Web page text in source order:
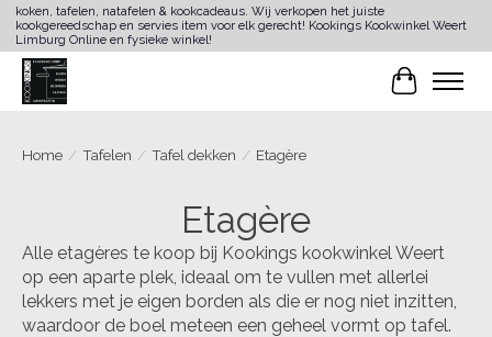
koken, tafelen, natafelen & kookcadeaus. Wij verkopen het juiste
kookgereedschap en servies item voor elk gerecht! Kookings Kookwinkel Weert
Limburg Online en fysieke winkel!
Home / Tafelen / Tafel dekken / Etagère
Etagère
Alle etagères te koop bij Kookings kookwinkel Weert
op een aparte plek, ideaal om te vullen met allerlei
lekkers met je eigen borden als die er nog niet inzitten,
waardoor de boel meteen een geheel vormt op tafel.